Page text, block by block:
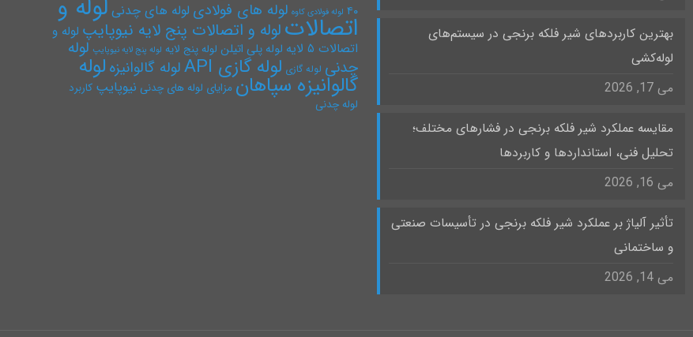
بهترین کاربردهای شیر فلکه برنجی در سیستم‌های
لوله‌کشی
می 17, 2026
مقایسه عملکرد شیر فلکه برنجی در فشارهای مختلف؛
تحلیل فنی، استانداردها و کاربردها
می 16, 2026
تأثیر آلیاژ بر عملکرد شیر فلکه برنجی در تأسیسات صنعتی
و ساختمانی
می 14, 2026
۴۰ لوله فولادی کاوه لوله های فولادی لوله های چدنی لوله و
اتصالاتلوله و اتصالات پنج لایه نیوپایپ لوله و
اتصالات ۵ لایه
لوله پلی اتیلن لوله پنج لایه لوله پنج لایه نیوپایپ لوله
چدنی لوله گازی لوله گازی API لوله گالوانیزه لوله
گالوانیزه سپاهان مزایای لوله های چدنی نیوپایپ کاربرد
لوله چدنی